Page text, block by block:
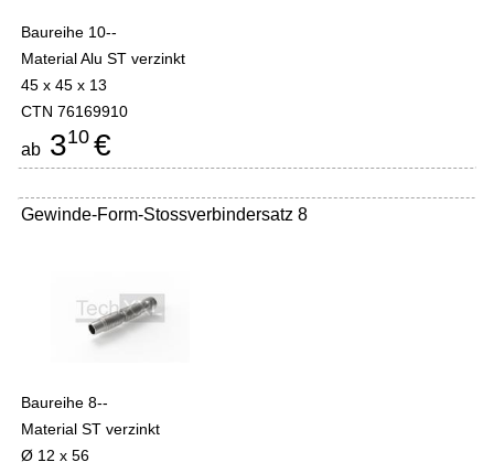
Baureihe 10--
Material Alu ST verzinkt
45 x 45 x 13
CTN 76169910
ab 310 €
Gewinde-Form-Stossverbindersatz 8
Baureihe 8--
Material ST verzinkt
Ø 12 x 56